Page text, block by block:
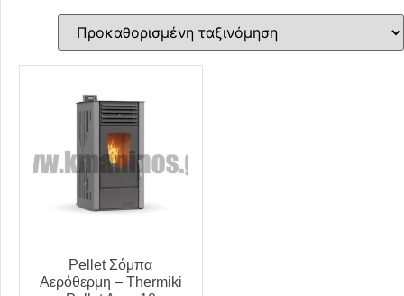
Pellet Σόμπα
Αερόθερμη – Thermiki